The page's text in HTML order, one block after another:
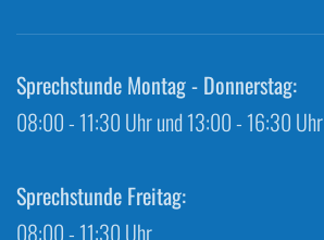
Sprechstunde Montag - Donnerstag:
08:00 - 11:30 Uhr und 13:00 - 16:30 Uhr
Sprechstunde Freitag:
08:00 - 11:30 Uhr